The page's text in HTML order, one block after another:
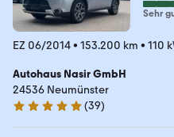
Sehr
EZ 06/2014• 153.200 km • 110
Autohaus Nasir GmbH
24536 Neumünster
4.8 Sterne
(39)